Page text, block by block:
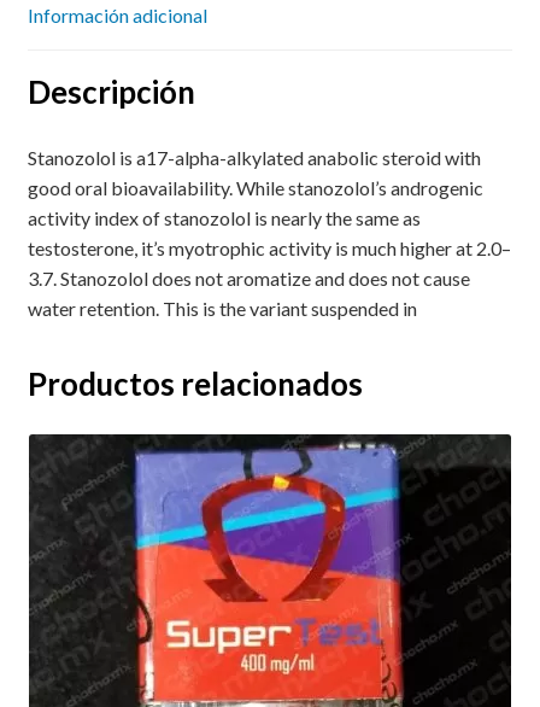
Información adicional
Descripción
Stanozolol is a17-alpha-alkylated anabolic steroid with
good oral bioavailability. While stanozolol’s androgenic
activity index of stanozolol is nearly the same as
testosterone, it’s myotrophic activity is much higher at 2.0–
3.7. Stanozolol does not aromatize and does not cause
water retention.This is the variant suspended in
Productos relacionados